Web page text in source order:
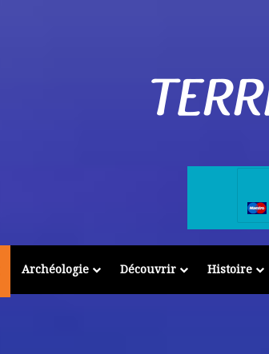
Archéologie Découvrir Histoire